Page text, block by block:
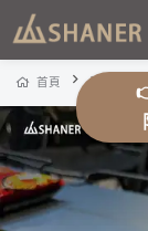
首頁 熱銷專區